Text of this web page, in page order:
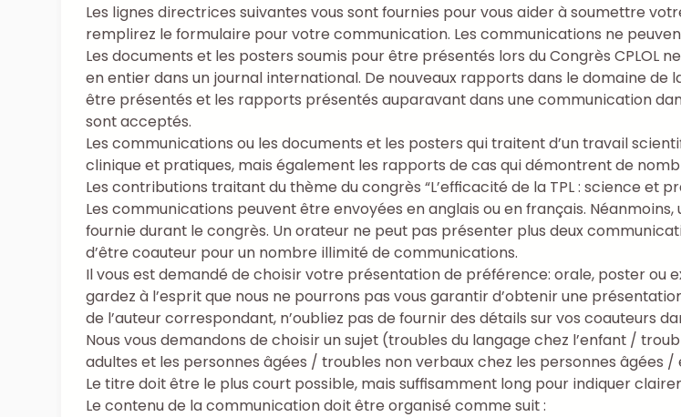
Les lignes directrices suivantes vous sont fournies pour vous aider à soumettre
remplirez le formulaire pour votre communication. Les communications ne
Les documents et les posters soumis pour être présentés lors du Congrès
en entier dans un journal international. De nouveaux rapports dans le domaine
être présentés et les rapports présentés auparavant dans une communication
sont acceptés.
Les communications ou les documents et les posters qui traitent d’un travail
clinique et pratiques, mais également les rapports de cas qui démontrent de
Les contributions traitant du thème du congrès “L’efficacité de la TPL : science et
Les communications peuvent être envoyées en anglais ou en français.
fournie durant le congrès. Un orateur ne peut pas présenter plus deux
d’être coauteur pour un nombre illimité de communications.
Il vous est demandé de choisir votre présentation de préférence: orale, poster ou
gardez à l’esprit que nous ne pourrons pas vous garantir d’obtenir une
de l’auteur correspondant, n’oubliez pas de fournir des détails sur vos coauteurs
Nous vous demandons de choisir un sujet (troubles du langage chez l’enfant /
adultes et les personnes âgées / troubles non verbaux chez les personnes âgées
Le titre doit être le plus court possible, mais suffisamment long pour indiquer
Le contenu de la communication doit être organisé comme suit :